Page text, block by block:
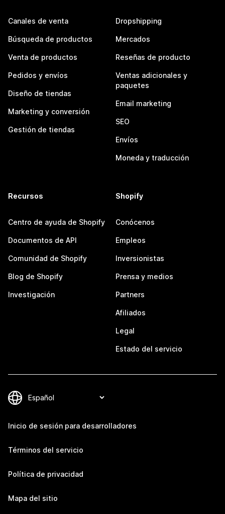
Canales de venta
Búsqueda de productos
Venta de productos
Pedidos y envíos
Diseño de tiendas
Marketing y conversión
Gestión de tiendas
Dropshipping
Mercados
Reseñas de producto
Ventas adicionales y
paquetes
Email marketing
SEO
Envíos
Moneda y traducción
Recursos
Centro de ayuda de Shopify
Documentos de API
Comunidad de Shopify
Blog de Shopify
Investigación
Shopify
Conócenos
Empleos
Inversionistas
Prensa y medios
Partners
Afiliados
Legal
Estado del servicio
Inicio de sesión para desarrolladores
Términos del servicio
Política de privacidad
Mapa del sitio